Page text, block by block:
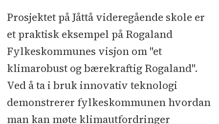
Prosjektet på Jåttå videregående skole er
et praktisk eksempel på Rogaland
Fylkeskommunes visjon om "et
klimarobust og bærekraftig Rogaland".
Ved å ta i bruk innovativ teknologi
demonstrerer fylkeskommunen hvordan
man kan møte klimautfordringer